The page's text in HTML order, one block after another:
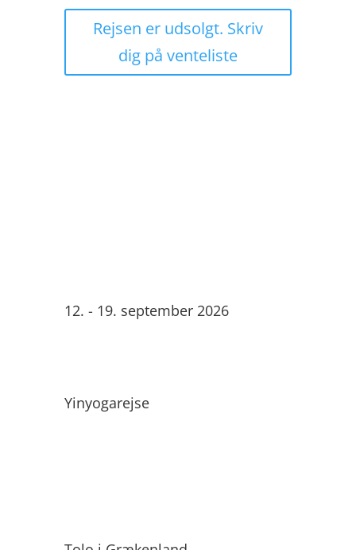
Rejsen er udsolgt. Skriv
dig på venteliste
12. - 19. september 2026
Yinyogarejse